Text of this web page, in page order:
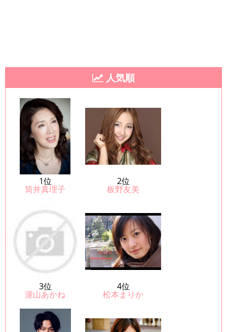
人気順
1位
筒井真理子
2位
板野友美
3位
瀧山あかね
4位
松本まりか